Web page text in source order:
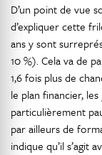
D’un point de vue
d’expliquer cette
ans y sont
10 %). Cela va de
1,6 fois plus de
le plan financier, les
particulièrement
par ailleurs de
indique qu’il s’agit